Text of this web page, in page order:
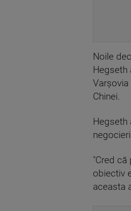
Noile
Hegseth
Chinei.
Hegseth
"Cred
obiectiv
aceasta